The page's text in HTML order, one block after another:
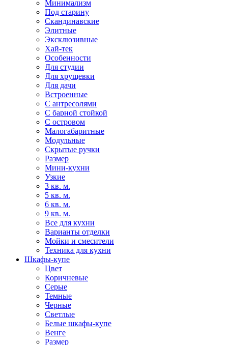
Минимализм
Под старину
Скандинавские
Элитные
Эксклюзивные
Хай-тек
Особенности
Для студии
Для хрущевки
Для дачи
Встроенные
С антресолями
С барной стойкой
С островом
Малогабаритные
Модульные
Скрытые ручки
Размер
Мини-кухни
Узкие
3 кв. м.
5 кв. м.
6 кв. м.
9 кв. м.
Все для кухни
Варианты отделки
Мойки и смесители
Техника для кухни
Шкафы-купе
Цвет
Коричневые
Серые
Темные
Черные
Светлые
Белые шкафы-купе
Венге
Размер